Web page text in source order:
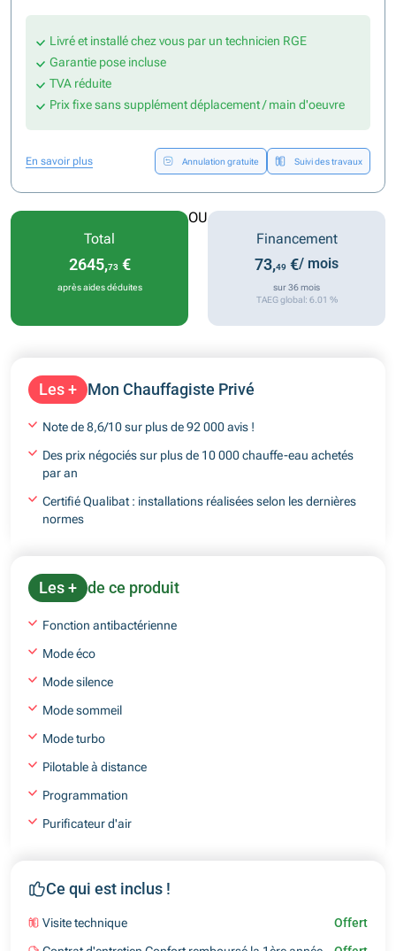
Livré et installé chez vous par un technicien RGE
Garantie pose incluse
TVA réduite
Prix fixe sans supplément déplacement / main d'oeuvre
En savoir plus Annulation gratuite Suivi des travaux
Les + Mon Chauffagiste Privé
Note de 8,6/10 sur plus de 92 000 avis !
Des prix négociés sur plus de 10 000 chauffe-eau achetés
par an
Certifié Qualibat : installations réalisées selon les dernières
normes
Les + de ce produit
Fonction antibactérienne
Mode éco
Mode silence
Mode sommeil
Mode turbo
Pilotable à distance
Programmation
Purificateur d'air
Ce qui est inclus !
Visite technique
Offert
Total
2645,73 €
après aides déduites
OU
Financement
73,49 €/ mois
sur 36 mois
TAEG global: 6.01 %